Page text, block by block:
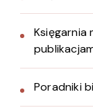
Księgarnia
Poradniki